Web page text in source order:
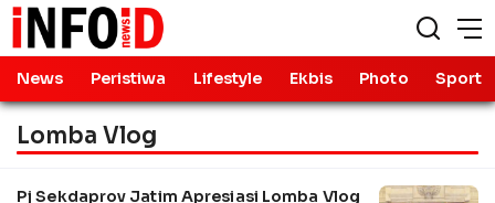
News Peristiwa Lifestyle Ekbis Photo Sport
Lomba Vlog
Pj Sekdaprov Jatim Apresiasi Lomba Vlog